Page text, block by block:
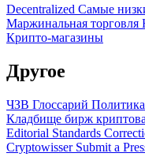
Decentralized Самые
Маржинальная торговля
Крипто-магазины
Другое
ЧЗВ Глоссарий
Кладбище бирж
Editorial Standards
Cryptowisser Submit a